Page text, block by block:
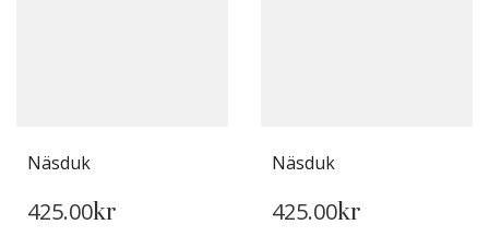
Näsduk
425.00kr
Näsduk
425.00kr